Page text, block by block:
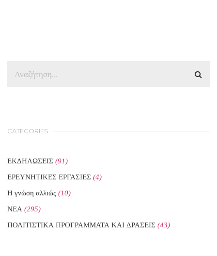
CATEGORIES
ΕΚΔΗΛΩΣΕΙΣ (91)
ΕΡΕΥΝΗΤΙΚΕΣ ΕΡΓΑΣΙΕΣ (4)
Η γνώση αλλιώς (10)
ΝΕΑ (295)
ΠΟΛΙΤΙΣΤΙΚΑ ΠΡΟΓΡΑΜΜΑΤΑ ΚΑΙ ΔΡΑΣΕΙΣ (43)